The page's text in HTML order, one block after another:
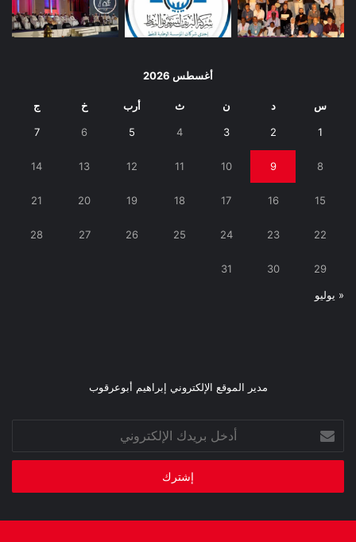
أغسطس 2026
س د ن ث أرب خ ج
1
2
3
4
5
6
7
8
9
10
11
12
13
14
15
16
17
18
19
20
21
22
23
24
25
26
27
28
29
30
31
« يوليو
مدير الموقع الإلكتروني إبراهيم أبوعرقوب
بريدك
الإلكتروني